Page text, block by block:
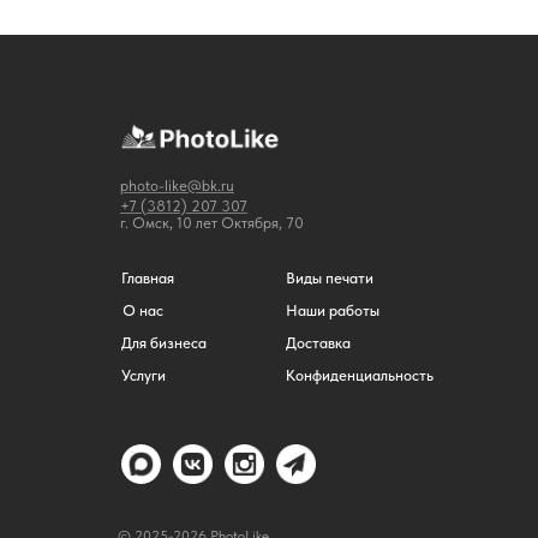
Главная
О нас
Для бизнеса
Услуги
Виды печати
Наши работы
Доставка
Конфиденциальность
г. Омск, 10 лет Октября, 70
photo-like@bk.ru
+7 (3812) 207 307